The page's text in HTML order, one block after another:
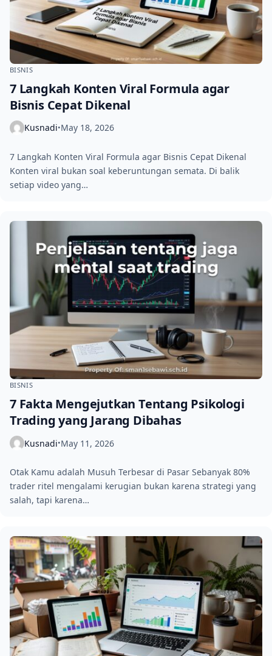
BISNIS
7 Langkah Konten Viral Formula agar
Bisnis Cepat Dikenal
Kusnadi•May 18, 2026
7 Langkah Konten Viral Formula agar Bisnis Cepat Dikenal
Konten viral bukan soal keberuntungan semata. Di balik
setiap video yang…
BISNIS
7 Fakta Mengejutkan Tentang Psikologi
Trading yang Jarang Dibahas
Kusnadi•May 11, 2026
Otak Kamu adalah Musuh Terbesar di Pasar Sebanyak 80%
trader ritel mengalami kerugian bukan karena strategi yang
salah, tapi karena…